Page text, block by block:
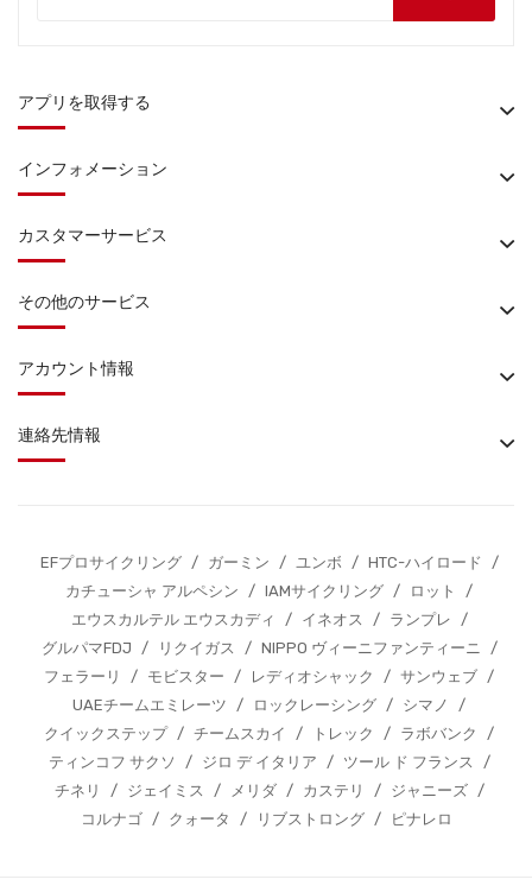
アプリを取得する
インフォメーション
カスタマーサービス
その他のサービス
アカウント情報
連絡先情報
EFプロサイクリング / ガーミン / ユンボ / HTC-ハイロード
/
カチューシャ アルペシン
/ IAMサイクリング / ロット
/
エウスカルテル エウスカディ
/ イネオス / ランプレ
/
グルパマFDJ
/ リクイガス / NIPPO ヴィーニファンティーニ
/
フェラーリ
/ モビスター / レディオシャック / サンウェブ /
UAEチームエミレーツ
/ ロックレーシング / シマノ
/
クイックステップ / チームスカイ / トレック / ラボバンク
/
ティンコフ サクソ
/ ジロ デ イタリア / ツール ド フランス
/
チネリ
/ ジェイミス / メリダ / カステリ / ジャニーズ
/
コルナゴ
/ クォータ / リブストロング / ピナレロ